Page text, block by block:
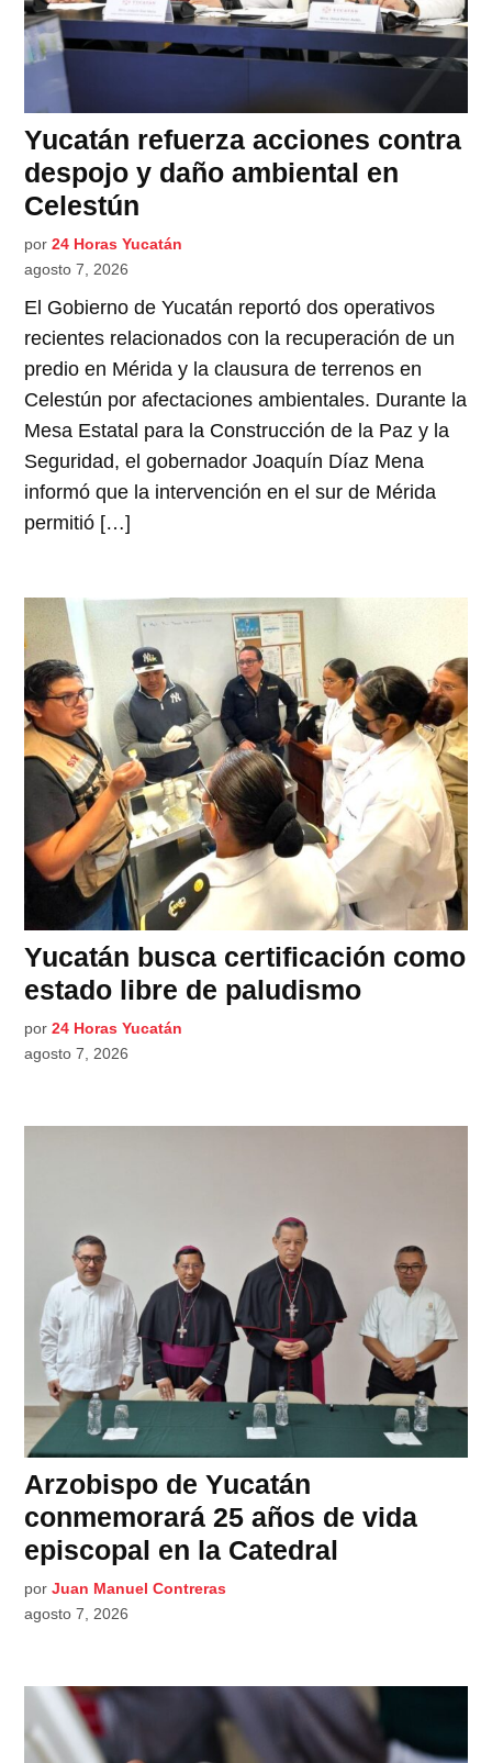
Yucatán refuerza acciones contra
despojo y daño ambiental en
Celestún
por 24 Horas Yucatán
agosto 7, 2026
El Gobierno de Yucatán reportó dos operativos
recientes relacionados con la recuperación de un
predio en Mérida y la clausura de terrenos en
Celestún por afectaciones ambientales. Durante la
Mesa Estatal para la Construcción de la Paz y la
Seguridad, el gobernador Joaquín Díaz Mena
informó que la intervención en el sur de Mérida
permitió […]
Yucatán busca certificación como
estado libre de paludismo
por 24 Horas Yucatán
agosto 7, 2026
Arzobispo de Yucatán
conmemorará 25 años de vida
episcopal en la Catedral
por Juan Manuel Contreras
agosto 7, 2026